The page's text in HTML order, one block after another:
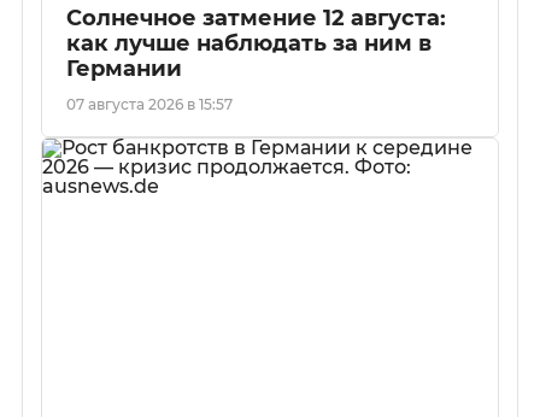
Солнечное затмение 12 августа:
как лучше наблюдать за ним в
Германии
07 августа 2026 в 15:57